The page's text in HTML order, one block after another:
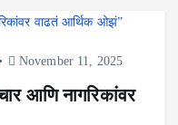
November 11, 2025
आणि नागरिकांवर